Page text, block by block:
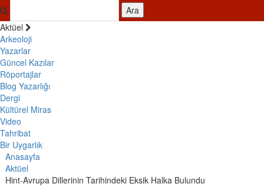
Ara
Aktüel
Arkeoloji
Yazarlar
Güncel Kazılar
Röportajlar
Blog Yazarlığı
Dergi
Kültürel Miras
Video
Tahribat
Bir Uygarlık
Anasayfa
Aktüel
Hint-Avrupa Dillerinin Tarihindeki Eksik Halka Bulundu